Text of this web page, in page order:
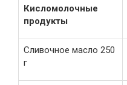
Кисломолочные
продукты
Сливочное масло 250
г